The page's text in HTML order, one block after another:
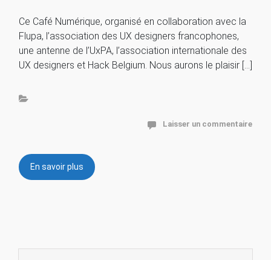
Ce Café Numérique, organisé en collaboration avec la
Flupa, l’association des UX designers francophones,
une antenne de l’UxPA, l’association internationale des
UX designers et Hack Belgium. Nous aurons le plaisir […]
Laisser un commentaire
En savoir plus